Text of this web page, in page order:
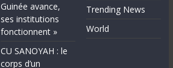
Guinée avance,
ses institutions
fonctionnent »
CU SANOYAH : le
corps d’un
Trending News
World